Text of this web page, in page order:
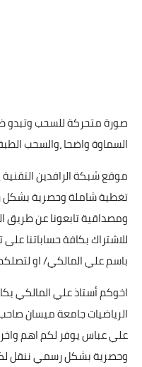
صورة متحركة للسحب وتبدو
السماوة واضحا ،والسحب
موقع شبكة الرافدين التقنية
تغطية شاملة وحصرية بشكل
ومصداقية تابعونا عن طريق
للاشتراك بكافة حساباتنا
باسم علي المالكي/ او لتصلكم
اخوكم أستاذ علي المالكي
الرياضيات جامعة ميسان
علي عباس يوفر لكم اهم واخر
وحصرية بشكل رسمي ننقل